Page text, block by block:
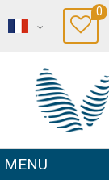
0
MENU